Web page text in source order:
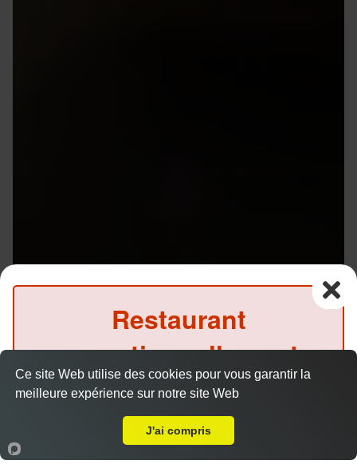
Menu V1 - Gyoza
Accueil Panier Compte
Restaurant
exceptionnellement
fermé ce midi
(Précommande possible)
Ce site Web utilise des cookies pour vous garantir la
meilleure expérience sur notre site Web
J'ai compris